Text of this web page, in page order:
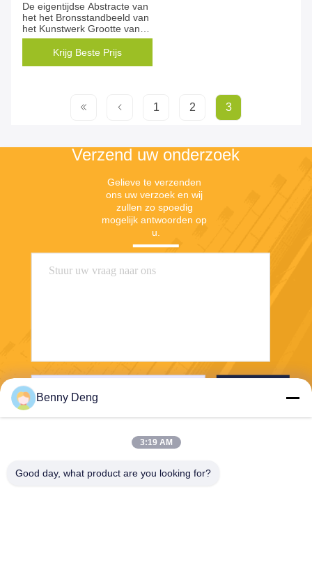
De eigentijdse Abstracte van
het het Bronsstandbeeld van
het Kunstwerk Grootte van
de het Ontwerpdouane
Krijg Beste Prijs
1 2 3
Verzend uw onderzoek
Gelieve te verzenden
ons uw verzoek en wij
zullen zo spoedig
mogelijk antwoorden op
u.
Benny Deng
3:19 AM
Good day, what product are you looking for?